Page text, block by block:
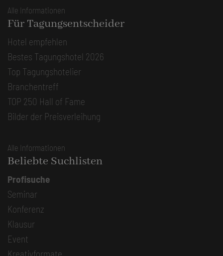
Alle Informationen
Für Tagungsentscheider
Hotel empfehlen
Bestes Tagungshotel 2026
Top Tagungshotelier
Branchentreff
TOP 250 Hall of Fame
Bilder der Preisverleihung
Alle Informationen
Beliebte Suchlisten
Profisuche
Seminar
Konferenz
Klausur
Event